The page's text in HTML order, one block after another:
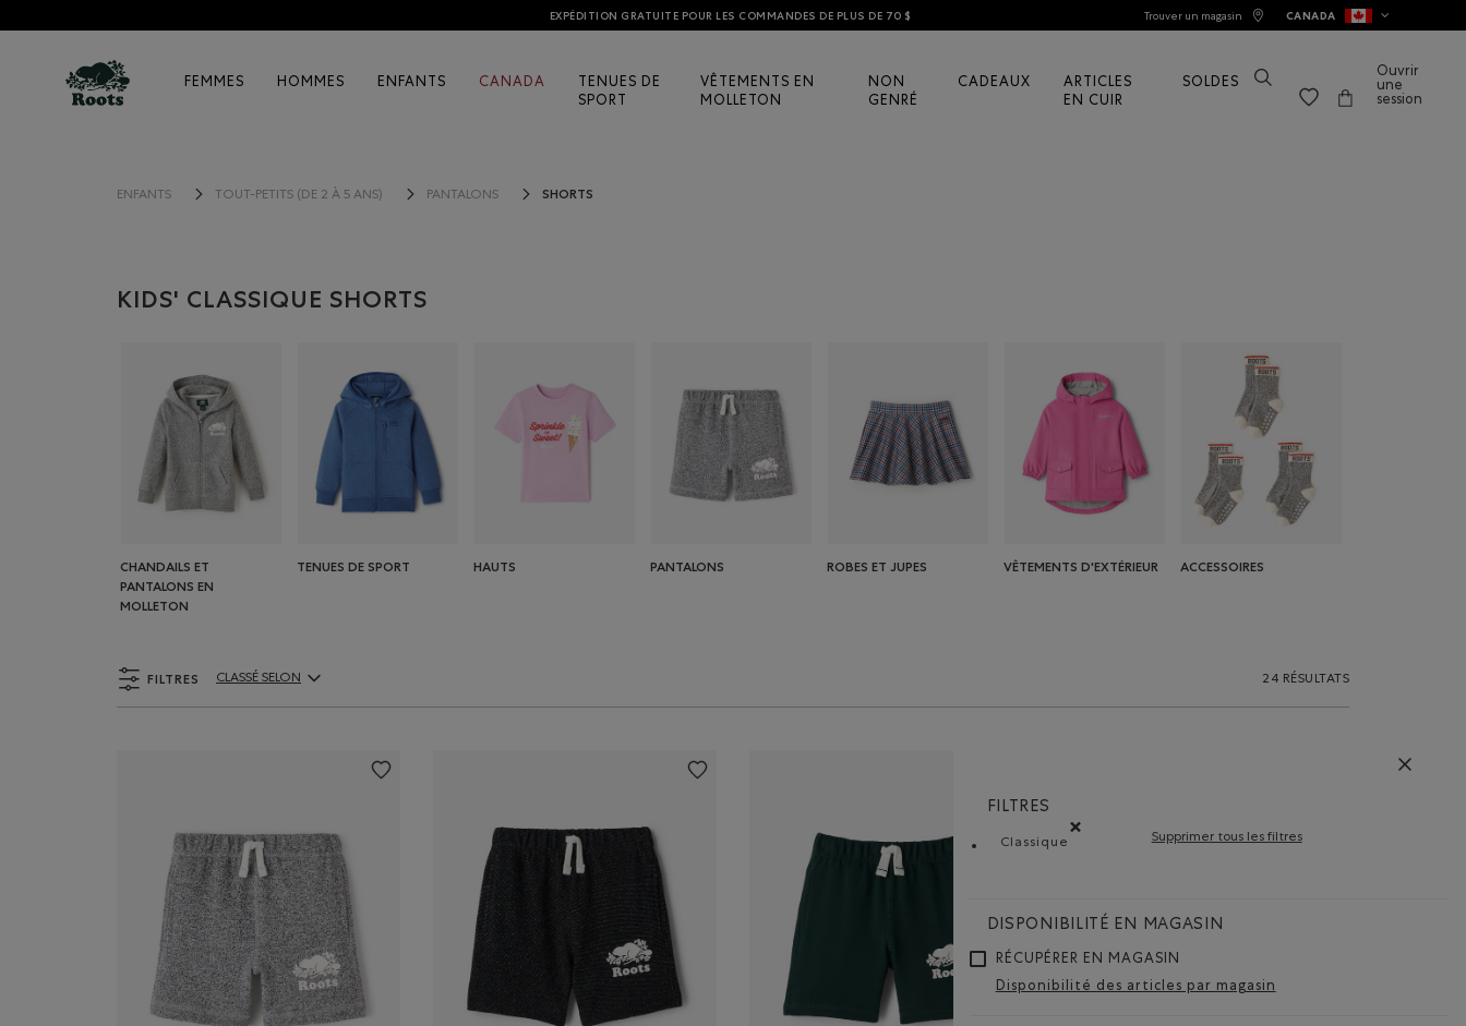
EXPÉDITION GRATUITE POUR LES COMMANDES DE PLUS DE 70 $ Trouver un magasin CANADA
FEMMES HOMMES ENFANTS CANADA
TENUES DE
SPORT
VÊTEMENTS EN
MOLLETON
NON
GENRÉ
CADEAUX
ARTICLES
EN CUIR
SOLDES
Ouvrir
une
session
ENFANTS TOUT-PETITS (DE 2 À 5 ANS) PANTALONS SHORTS
KIDS' CLASSIQUE SHORTS
CHANDAILS ET
PANTALONS EN
MOLLETON
TENUES DE SPORT HAUTS PANTALONS ROBES ET JUPES VÊTEMENTS D'EXTÉRIEUR ACCESSOIRES
FILTRES
ClassÃ© selon Articles:
CLASSÉ SELON 24 RÉSULTATS
FILTRES
Classique
Supprimer tous les filtres
DISPONIBILITÉ EN MAGASIN
RÉCUPÉRER EN MAGASIN
Disponibilité des articles par magasin